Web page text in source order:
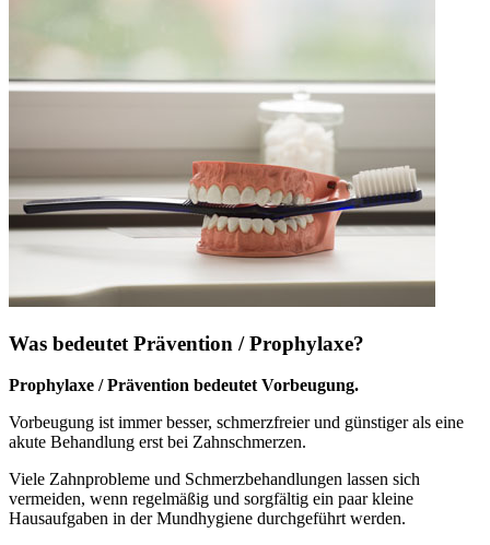
Was bedeutet Prävention / Prophylaxe?
Prophylaxe / Prävention bedeutet Vorbeugung.
Vorbeugung ist immer besser, schmerzfreier und günstiger als eine
akute Behandlung erst bei Zahnschmerzen.
Viele Zahnprobleme und Schmerzbehandlungen lassen sich
vermeiden, wenn regelmäßig und sorgfältig ein paar kleine
Hausaufgaben in der Mundhygiene durchgeführt werden.